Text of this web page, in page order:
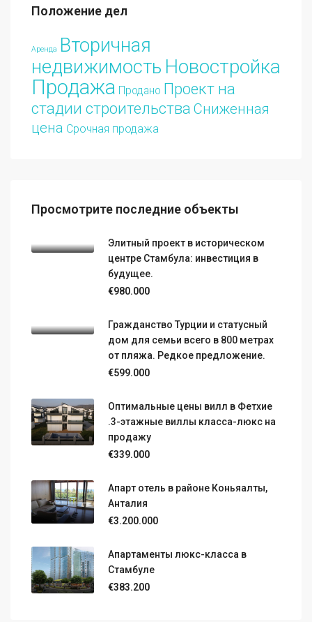
Положение дел
Аренда Вторичная
недвижимость Новостройка
Продажа Продано Проект на
стадии строительства Сниженная
цена Срочная продажа
Просмотрите последние объекты
Элитный проект в историческом
центре Стамбула: инвестиция в
будущее.
€980.000
Гражданство Турции и статусный
дом для семьи всего в 800 метрах
от пляжа. Редкое предложение.
€599.000
Оптимальные цены вилл в Фетхие
.3-этажные виллы класса-люкс на
продажу
€339.000
Апарт отель в районе Коньяалты,
Анталия
€3.200.000
Апартаменты люкс-класса в
Стамбуле
€383.200